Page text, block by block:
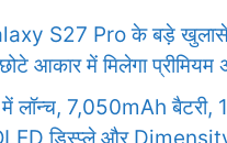
S27 Pro के बड़े
आकार में मिलेगा
लॉन्च, 7,050mAh बैटरी,
डिस्प्ले और